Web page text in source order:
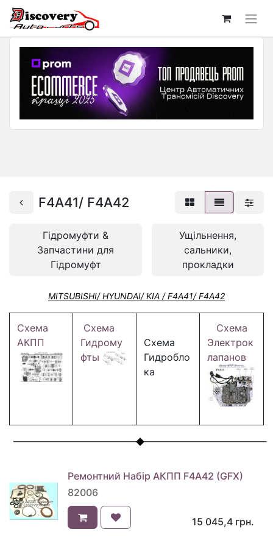
F4A41/ F4A42
Гідромуфти &
Запчастини для
Гідромуфт
Ущільнення,
сальники,
прокладки
MITSUBISHI/ HYUNDAI/ KIA / F4A41/ F4A42
Схема
АКПП
Схема
Гидрому
фты
Схема
Гидробло
ка
Схема
Электрок
лапанов
Ремонтний Набір АКПП F4A42 (GFX)
82006
15 045,4 грн.